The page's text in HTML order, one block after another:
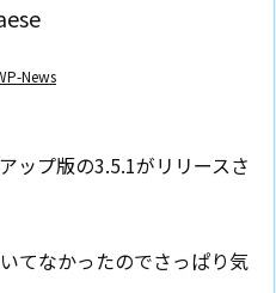
News
ップ版の3.5.1がリリースさ
てなかったのでさっぱり気